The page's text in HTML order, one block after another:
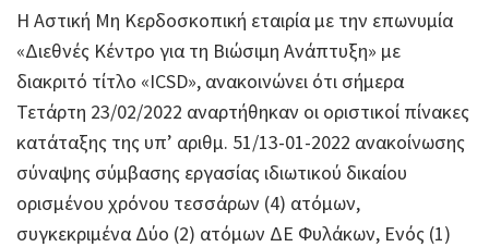
Η Αστική Μη Κερδοσκοπική εταιρία με την επωνυμία
«Διεθνές Κέντρο για τη Βιώσιμη Ανάπτυξη» με
διακριτό τίτλο «ICSD», ανακοινώνει ότι σήμερα
Τετάρτη 23/02/2022 αναρτήθηκαν οι οριστικοί πίνακες
κατάταξης της υπ’ αριθμ. 51/13-01-2022 ανακοίνωσης
σύναψης σύμβασης εργασίας ιδιωτικού δικαίου
ορισμένου χρόνου τεσσάρων (4) ατόμων,
συγκεκριμένα Δύο (2) ατόμων ΔΕ Φυλάκων, Ενός (1)